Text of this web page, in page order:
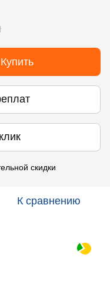
Купить
скидки
К сравнению